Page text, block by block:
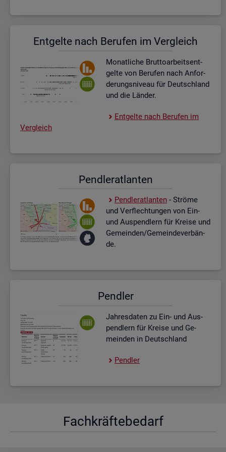
Ent­gel­te nach Be­ru­fen im Ver­gleich
Mo­nat­li­che Brut­to­ar­beits­ent­
gel­te von Be­ru­fen nach An­for­
de­rungs­ni­veau für Deutsch­land
und die Län­der.
Ent­gel­te nach Be­ru­fen im
Ver­gleich
Pend­ler­at­lan­ten
Pend­ler­at­lan­ten - Strö­me
und Ver­flech­tun­gen von Ein-
und Aus­pend­lern für Krei­se und
Ge­mein­den/Ge­mein­de­ver­bän­
de.
Pend­ler
Jah­res­da­ten zu Ein- und Aus­
pend­lern für Krei­se und Ge­
mein­den in Deutsch­land
Pend­ler
Fach­kräf­te­be­darf